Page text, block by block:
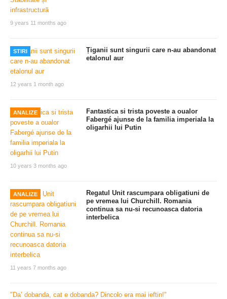
9 years 11 months ago
STIRI
12 years 1 month ago
Țiganii sunt singurii care n-au abandonat
etalonul aur
ANALIZE
10 years 3 months ago
Fantastica si trista poveste a oualor
Fabergé ajunse de la familia imperiala la
oligarhii lui Putin
ANALIZE
11 years 7 months ago
Regatul Unit rascumpara obligatiuni de
pe vremea lui Churchill. Romania
continua sa nu-si recunoasca datoria
interbelica
"Da’ dobanda, cat e dobanda? Dincolo era mai ieftin!"